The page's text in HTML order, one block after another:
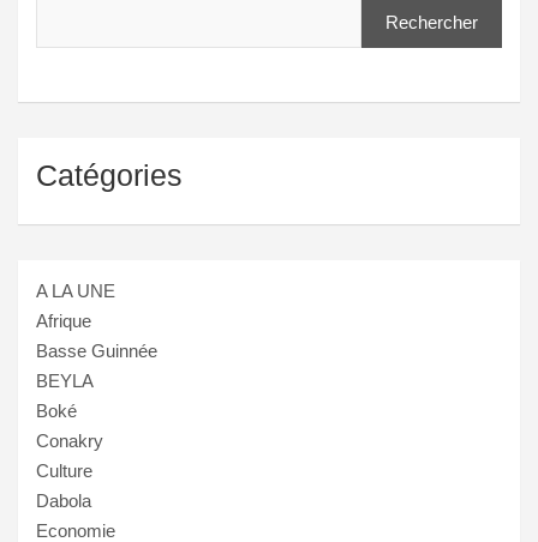
Rechercher
Catégories
A LA UNE
Afrique
Basse Guinnée
BEYLA
Boké
Conakry
Culture
Dabola
Economie